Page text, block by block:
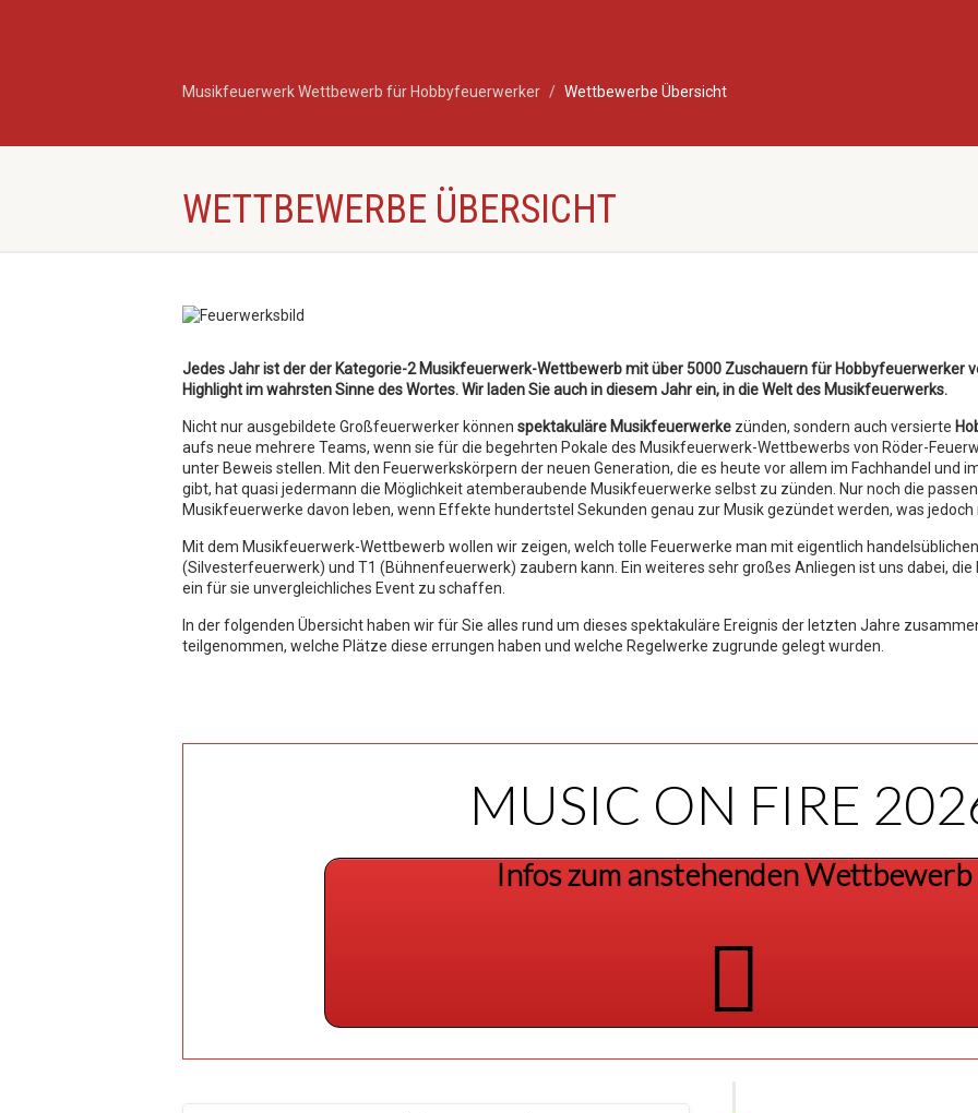
Musikfeuerwerk Wettbewerb für Hobbyfeuerwerker Wettbewerbe Übersicht
WETTBEWERBE ÜBERSICHT
Jedes Jahr ist der der Kategorie-2 Musikfeuerwerk-Wettbewerb mit über 5000 Zuschauern für Hobbyfeuerwerker
Highlight im wahrsten Sinne des Wortes. Wir laden Sie auch in diesem Jahr ein, in die Welt des Musikfeuerwerks.
Nicht nur ausgebildete Großfeuerwerker können spektakuläre Musikfeuerwerke zünden, sondern auch versierte
aufs neue mehrere Teams, wenn sie für die begehrten Pokale des Musikfeuerwerk-Wettbewerbs von Röder-
unter Beweis stellen. Mit den Feuerwerkskörpern der neuen Generation, die es heute vor allem im Fachhandel und
gibt, hat quasi jedermann die Möglichkeit atemberaubende Musikfeuerwerke selbst zu zünden. Nur noch die
Musikfeuerwerke davon leben, wenn Effekte hundertstel Sekunden genau zur Musik gezündet werden, was
Mit dem Musikfeuerwerk-Wettbewerb wollen wir zeigen, welch tolle Feuerwerke man mit eigentlich
(Silvesterfeuerwerk) und T1 (Bühnenfeuerwerk) zaubern kann. Ein weiteres sehr großes Anliegen ist uns dabei,
ein für sie unvergleichliches Event zu schaffen.
In der folgenden Übersicht haben wir für Sie alles rund um dieses spektakuläre Ereignis der letzten Jahre
teilgenommen, welche Plätze diese errungen haben und welche Regelwerke zugrunde gelegt wurden.
MUSIC ON FIRE
Infos zum anstehenden Wettbewerb